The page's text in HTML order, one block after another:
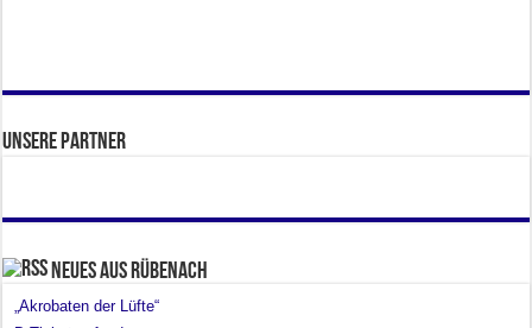
Unsere Partner
Neues aus Rübenach
„Akrobaten der Lüfte“